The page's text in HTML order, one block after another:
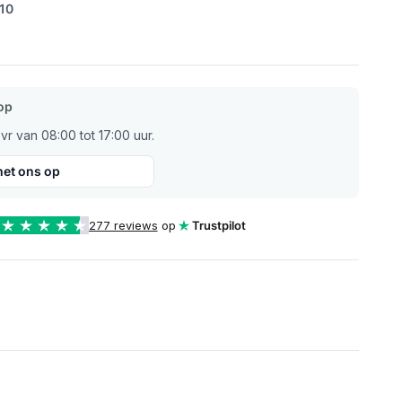
van 08:00 tot 17:00 uur.
ons op
277 reviews op Trustpilot